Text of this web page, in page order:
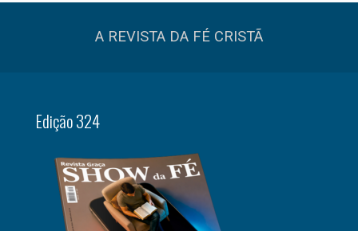
A REVISTA DA FÉ CRISTÃ
Edição 324